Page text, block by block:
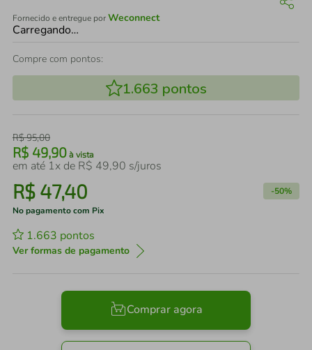
Fornecido e entregue porWeconnect
Carregando…
Compre com pontos:
1.663 pontos
R$95,00
R$ 49,90 à vista
em até 1x de R$ 49,90 s/juros
R$ 47,40 -50%
No pagamento com Pix
1.663 pontos
Ver formas de pagamento
Comprar agora